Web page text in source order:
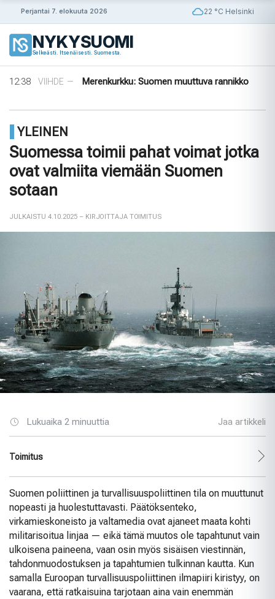
Perjantai 7. elokuuta 2026 22 °C Helsinki
NYKYSUOMI
Selkeästi. Itsenäisesti. Suomesta.
14:56 ULKOMAAT —
Puola ja Yhdysvallat neuvottelevat
pysyvistä sotilastukikohdista
14:42
VIIHDE —
Norjalainen viikinkihauta avattiin
12:38
VIIHDE —
Merenkurkku: Suomen muuttuva rannikko
08:33
Tanska puuttuu tekoälyhuijauksiin
pysyvistä sotilastukikohdista
14:42
Norjalainen viikinkihauta avattiin
YLEINEN
Suomessa toimii pahat voimat jotka
ovat valmiita viemään Suomen
sotaan
JULKAISTU 4.10.2025 – KIRJOITTAJA TOIMITUS
Lukuaika 2 minuuttia Jaa artikkeli
Toimitus
Suomen poliittinen ja turvallisuuspoliittinen tila on muuttunut
nopeasti ja huolestuttavasti. Päätöksenteko,
virkamieskoneisto ja valtamedia ovat ajaneet maata kohti
militarisoitua linjaa — eikä tämä muutos ole tapahtunut vain
ulkoisena paineena, vaan osin myös sisäisen viestinnän,
tahdonmuodostuksen ja tapahtumien tulkinnan kautta. Kun
samalla Euroopan turvallisuuspoliittinen ilmapiiri kiristyy, on
vaarana, että ratkaisuina tarjotaan aina vain enemmän